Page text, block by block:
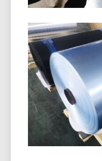
Kelas
Pelajari
aluminium H116
pada lambung
pantai dengan
terbukti, daya